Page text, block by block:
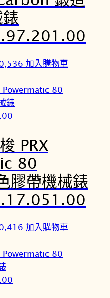
7
。
目
價
T
$
3
0
,
5
3
6
加入購物車
PRX
80
膠帶機械錶
目
價
加入購物車